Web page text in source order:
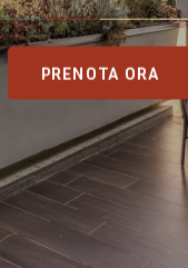
PRENOTA ORA